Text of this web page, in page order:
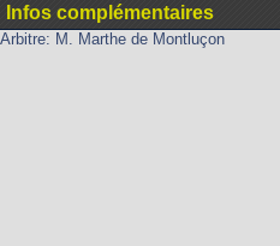
Infos complémentaires
Arbitre: M. Marthe de Montluçon